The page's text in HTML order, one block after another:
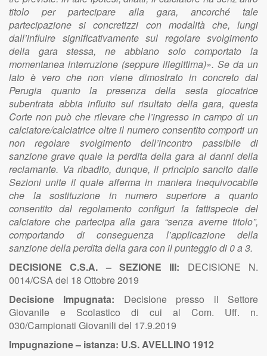
titolo per partecipare alla gara, ancorché tale
partecipazione si concretizzi con modalità che, lungi
dall’influire significativamente sul regolare svolgimento
della gara stessa, ne abbiano solo comportato la
momentanea interruzione (seppure illegittima)». Se da un
lato è vero che non viene dimostrato in concreto dal
Perugia quanto la presenza della sesta giocatrice
subentrata abbia influito sul risultato della gara, questa
Corte non può che rilevare che l’ingresso in campo di un
calciatore/calciatrice oltre il numero consentito comporti un
non regolare svolgimento dell’incontro passibile di
sanzione grave quale la perdita della gara ai danni della
reclamante. Va ribadito, dunque, il principio sancito dalle
Sezioni unite il quale afferma in maniera inequivocabile
che la sostituzione in numero superiore a quanto
consentito dal regolamento configuri la fattispecie del
calciatore che partecipa alla gara “senza averne titolo”,
comportando di conseguenza l’applicazione della
sanzione della perdita della gara con il punteggio di 0 a 3.
DECISIONE C.S.A. – SEZIONE III: DECISIONE N.
0014/CSA del 18 Ottobre 2019
Decisione Impugnata: Decisione presso il Settore
Giovanile e Scolastico di cui al Com. Uff. n.
030/Campionati Giovanili del 17.9.2019
Impugnazione – istanza: U.S. AVELLINO 1912